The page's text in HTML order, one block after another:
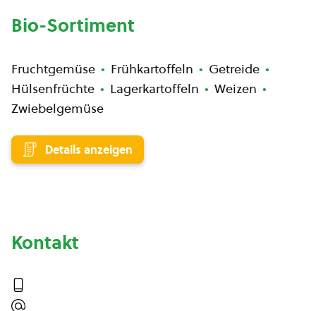
Bio-Sortiment
Fruchtgemüse Frühkartoffeln
Getreide
Hülsenfrüchte
Lagerkartoffeln
Weizen
Zwiebelgemüse
Details anzeigen
Kontakt